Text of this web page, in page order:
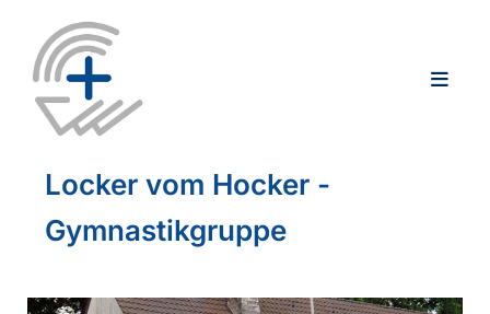
Locker vom Hocker -
Gymnastikgruppe